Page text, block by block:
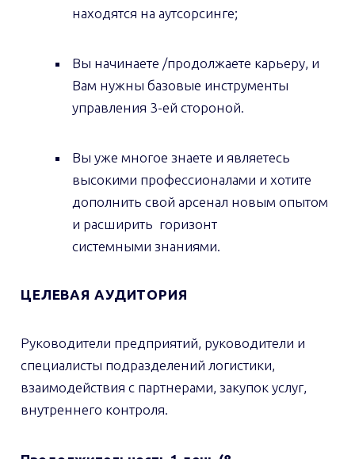
находятся на аутсорсинге;
Вы начинаете /продолжаете карьеру, и
Вам нужны базовые инструменты
управления 3-ей стороной.
Вы уже многое знаете и являетесь
высокими профессионалами и хотите
дополнить свой арсенал новым опытом
и расширить горизонт
системными знаниями.
ЦЕЛЕВАЯ АУДИТОРИЯ
Руководители предприятий, руководители и
специалисты подразделений логистики,
взаимодействия с партнерами, закупок услуг,
внутреннего контроля.